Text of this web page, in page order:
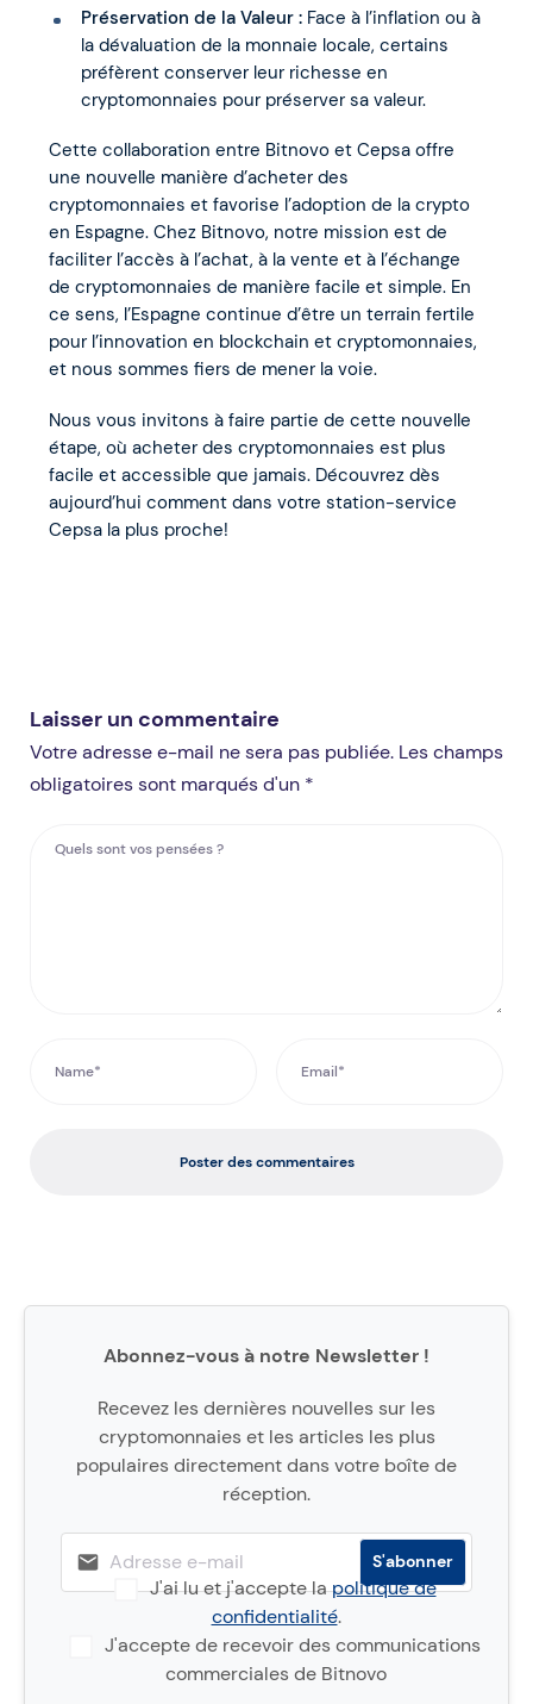
Préservation de la Valeur :Face à l’inflation ou à
la dévaluation de la monnaie locale, certains
préfèrent conserver leur richesse en
cryptomonnaies pour préserver sa valeur.
Cette collaboration entre Bitnovo et Cepsa offre
une nouvelle manière d’acheter des
cryptomonnaies et favorise l’adoption de la crypto
en Espagne. Chez Bitnovo, notre mission est de
faciliter l’accès à l’achat, à la vente et à l’échange
de cryptomonnaies de manière facile et simple. En
ce sens, l’Espagne continue d’être un terrain fertile
pour l’innovation en blockchain et cryptomonnaies,
et nous sommes fiers de mener la voie.
Nous vous invitons à faire partie de cette nouvelle
étape, où acheter des cryptomonnaies est plus
facile et accessible que jamais. Découvrez dès
aujourd’hui comment dans votre station-service
Cepsa la plus proche!
Laisser un commentaire
Votre adresse e-mail ne sera pas publiée. Les champs
obligatoires sont marqués d'un *
Poster des commentaires
Abonnez-vous à notre Newsletter !
Recevez les dernières nouvelles sur les
cryptomonnaies et les articles les plus
populaires directement dans votre boîte de
réception.
J'ai lu et j'accepte lapolitique de
confidentialité.
J'accepte de recevoir des communications
commerciales de Bitnovo